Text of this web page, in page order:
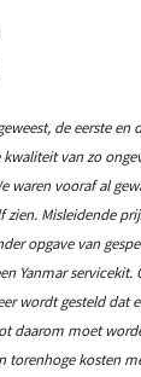
de eerste en
van zo
waren vooraf al
zien. Misleidende
opgave van
Yanmar servicekit.
wordt gesteld dat
daarom moet
torenhoge kosten